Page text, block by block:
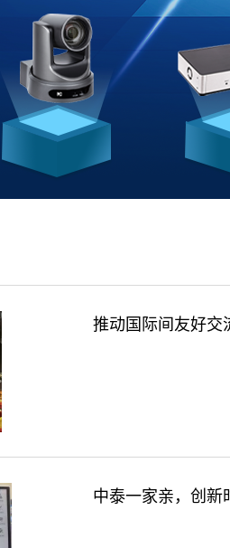
推动国际间友好
中泰一家亲，创